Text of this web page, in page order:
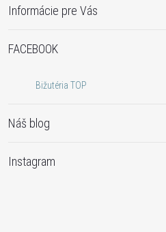
Informácie pre Vás
FACEBOOK
Bižutéria TOP
Náš blog
Instagram